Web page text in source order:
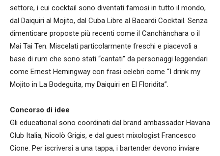
settore, i cui cocktail sono diventati famosi in tutto il mondo,
dal Daiquiri al Mojito, dal Cuba Libre al Bacardi Cocktail. Senza
dimenticare proposte più recenti come il Canchànchara o il
Mai Tai Ten. Miscelati particolarmente freschi e piacevoli a
base di rum che sono stati “cantati” da personaggi leggendari
come Ernest Hemingway con frasi celebri come “I drink my
Mojito in La Bodeguita, my Daiquiri en El Floridita”.
Concorso di idee
Gli educational sono coordinati dal brand ambassador Havana
Club Italia, Nicolò Grigis, e dal guest mixologist Francesco
Cione. Per iscriversi a una tappa, i bartender devono inviare